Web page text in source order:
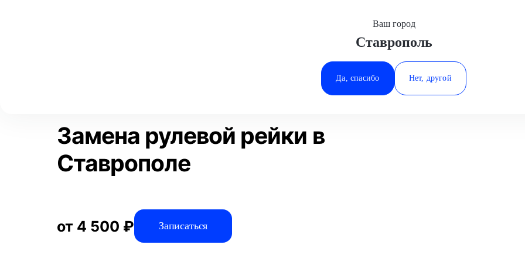
Минеральные Воды
Ростов-на-Дону
Ставрополь
Ваш город
Ставрополь
Да, спасибо Нет, другой
Замена рулевой рейки
Статьи
Замена рулевой рейки в
Ставрополе
от 4 500 ₽ Записаться